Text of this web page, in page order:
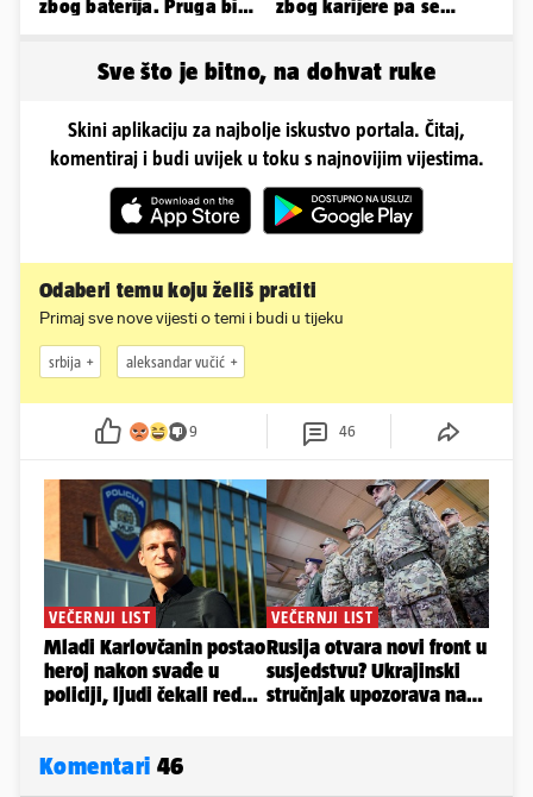
zbog baterija. Pruga bi
zbog karijere pa se
Sve što je bitno, na dohvat ruke
Skini aplikaciju za najbolje iskustvo portala. Čitaj,
komentiraj i budi uvijek u toku s najnovijim vijestima.
Odaberi temu koju želiš pratiti
Primaj sve nove vijesti o temi i budi u tijeku
srbija aleksandar vučić
9 46
Komentari 46